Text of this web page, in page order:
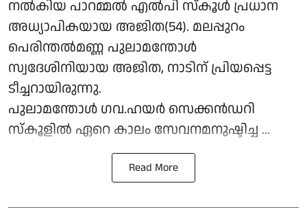
നൽകിയ പാറമ്മല്‍ എല്‍പി സ്‌കൂള്‍ പ്രധാന
അധ്യാപികയായ അജിത(54). മലപ്പുറം
പെരിന്തല്‍മണ്ണ പുലാമന്തോള്‍
സ്വദേശിനിയായ അജിത, നാടിന് പ്രിയപ്പെട്ട
ടീച്ചറായിരുന്നു.
പുലാമന്തോള്‍ ഗവ.ഹയര്‍ സെക്കൻഡറി
സ്‌കൂളില്‍ ഏറെ കാലം സേവനമനുഷ്ടിച്ച ...
Read More